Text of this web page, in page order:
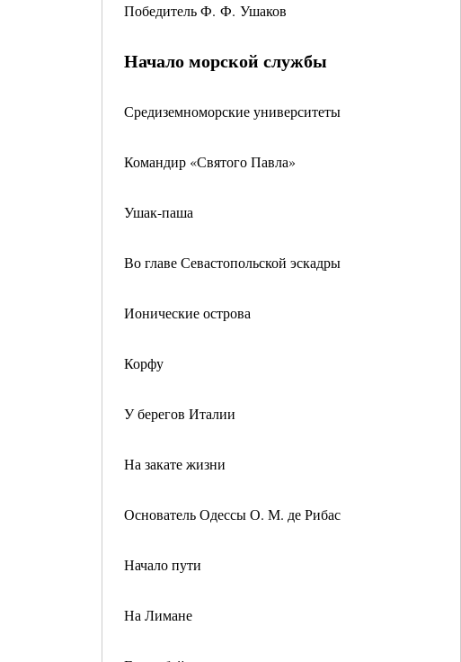
Победитель Ф. Ф. Ушаков
Начало морской службы
Средиземноморские университеты
Командир «Святого Павла»
Ушак-паша
Во главе Севастопольской эскадры
Ионические острова
Корфу
У берегов Италии
На закате жизни
Основатель Одессы О. М. де Рибас
Начало пути
На Лимане